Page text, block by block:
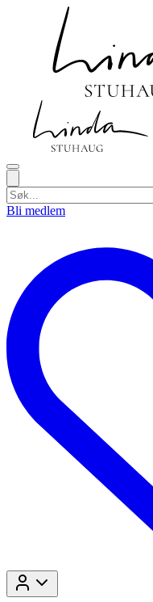
Bli medlem